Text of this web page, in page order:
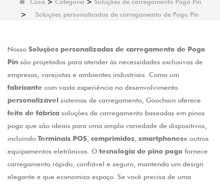
Casa > Categoria > Soluções de carregamento Pogo Pin
>
Soluções personalizadas de carregamento de Pogo Pin
Nosso Soluções personalizadas de carregamento de Pogo
Pin são projetados para atender às necessidades exclusivas de
empresas, varejistas e ambientes industriais. Como um
fabricante com vasta experiência no desenvolvimento
personalizável sistemas de carregamento, Goochain oferece
feito de fábrica soluções de carregamento baseadas em pinos
pogo que são ideais para uma ampla variedade de dispositivos,
incluindo Terminais POS, comprimidos, smartphonese outros
equipamentos eletrônicos. O tecnologia de pino pogo fornece
carregamento rápido, confiável e seguro, mantendo um design
elegante e que economiza espaço. Se você precisa de uma